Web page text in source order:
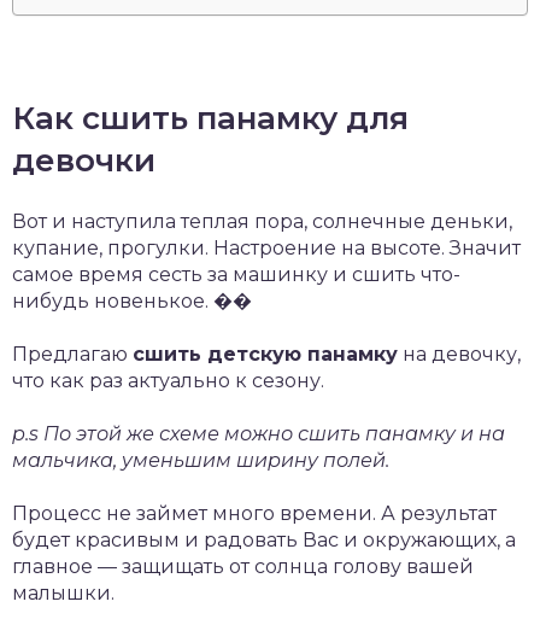
Как сшить панамку для
девочки
Вот и наступила теплая пора, солнечные деньки,
купание, прогулки. Настроение на высоте. Значит
самое время сесть за машинку и сшить что-
нибудь новенькое. ��
Предлагаю сшить детскую панамку на девочку,
что как раз актуально к сезону.
p.s По этой же схеме можно сшить панамку и на
мальчика, уменьшим ширину полей.
Процесс не займет много времени. А результат
будет красивым и радовать Вас и окружающих, а
главное — защищать от солнца голову вашей
малышки.